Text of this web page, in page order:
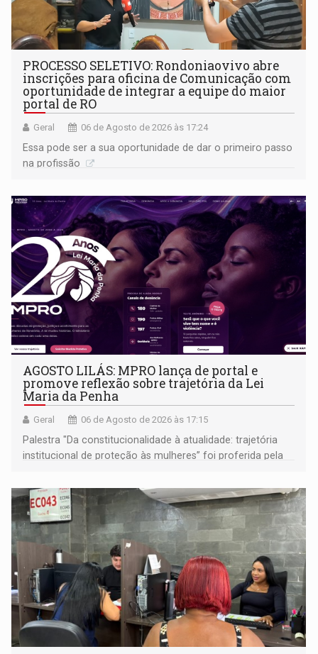
PROCESSO SELETIVO: Rondoniaovivo abre
inscrições para oficina de Comunicação com
oportunidade de integrar a equipe do maior
portal de RO
Geral 06 de Agosto de 2026 às 17:24
Essa pode ser a sua oportunidade de dar o primeiro passo
na profissão
AGOSTO LILÁS: MPRO lança de portal e
promove reflexão sobre trajetória da Lei
Maria da Penha
Geral 06 de Agosto de 2026 às 17:15
Palestra "Da constitucionalidade à atualidade: trajetória
institucional de proteção às mulheres” foi proferida pela
Goiás